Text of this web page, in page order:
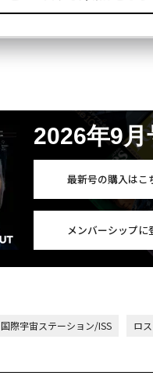
2026年9
最新号の購入はこ
メンバーシップに
国際宇宙ステーション/ISS ロ